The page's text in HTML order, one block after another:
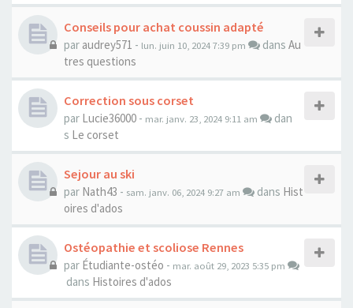
Conseils pour achat coussin adapté
par audrey571 - lun. juin 10, 2024 7:39 pm dans Au
tres questions
Correction sous corset
par Lucie36000 - mar. janv. 23, 2024 9:11 am
dan
s Le corset
Sejour au ski
par Nath43 - sam. janv. 06, 2024 9:27 am dans Hist
oires d'ados
Ostéopathie et scoliose Rennes
par Étudiante-ostéo - mar. août 29, 2023 5:35 pm
dans Histoires d'ados